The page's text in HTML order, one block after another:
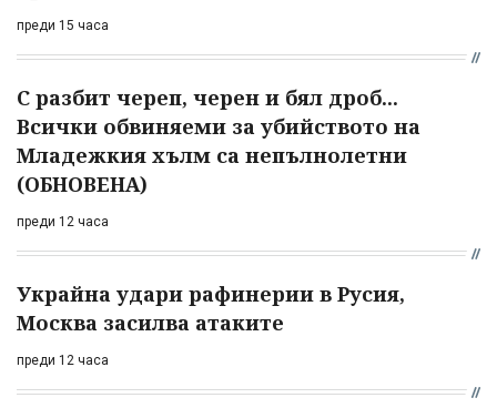
преди 15 часа
С разбит череп, черен и бял дроб...
Всички обвиняеми за убийството на
Младежкия хълм са непълнолетни
(ОБНОВЕНА)
преди 12 часа
Украйна удари рафинерии в Русия,
Москва засилва атаките
преди 12 часа